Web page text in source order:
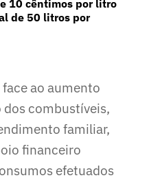
10 cêntimos por litro
de 50 litros por
ao aumento
dos combustíveis,
familiar,
financeiro
efetuados